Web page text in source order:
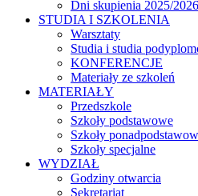
Dni skupienia 2025/2026
STUDIA I SZKOLENIA
Warsztaty
Studia i studia
KONFERENCJE
Materiały ze szkoleń
MATERIAŁY
Przedszkole
Szkoły podstawowe
Szkoły
Szkoły specjalne
WYDZIAŁ
Godziny otwarcia
Sekretariat